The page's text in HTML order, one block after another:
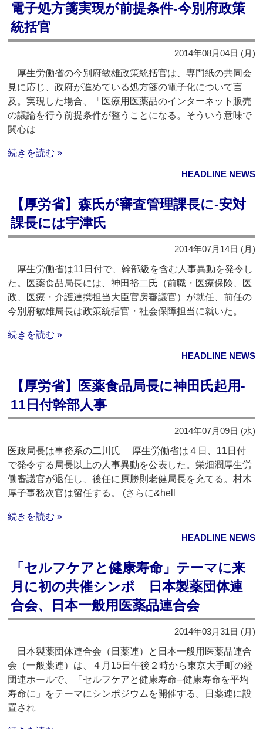
電子処方箋実現が前提条件‐今別府政策
統括官
2014年08月04日 (月)
厚生労働省の今別府敏雄政策統括官は、専門紙の共同会
見に応じ、政府が進めている処方箋の電子化について言
及。実現した場合、「医療用医薬品のインターネット販売
の議論を行う前提条件が整うことになる。そういう意味で
関心は
続きを読む »
HEADLINE NEWS
【厚労省】森氏が審査管理課長に‐安対
課長には宇津氏
2014年07月14日 (月)
厚生労働省は11日付で、幹部級を含む人事異動を発令し
た。医薬食品局長には、神田裕二氏（前職・医療保険、医
政、医療・介護連携担当大臣官房審議官）が就任、前任の
今別府敏雄局長は政策統括官・社会保障担当に就いた。
続きを読む »
HEADLINE NEWS
【厚労省】医薬食品局長に神田氏起用‐
11日付幹部人事
2014年07月09日 (水)
医政局長は事務系の二川氏 厚生労働省は４日、11日付
で発令する局長以上の人事異動を公表した。栄畑潤厚生労
働審議官が退任し、後任に原勝則老健局長を充てる。村木
厚子事務次官は留任する。 (さらに&hell
続きを読む »
HEADLINE NEWS
「セルフケアと健康寿命」テーマに来
月に初の共催シンポ 日本製薬団体連
合会、日本一般用医薬品連合会
2014年03月31日 (月)
日本製薬団体連合会（日薬連）と日本一般用医薬品連合
会（一般薬連）は、４月15日午後２時から東京大手町の経
団連ホールで、「セルフケアと健康寿命─健康寿命を平均
寿命に」をテーマにシンポジウムを開催する。日薬連に設
置され